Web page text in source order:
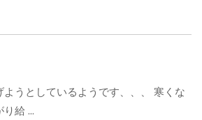
うとしているようです、、、 寒くな
給 ...